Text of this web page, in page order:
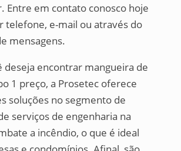
Entre em contato conosco hoje
telefone, e-mail ou através do
mensagens.
deseja encontrar mangueira de
1 preço, a Prosetec oferece
soluções no segmento de
serviços de engenharia na
a incêndio, o que é ideal